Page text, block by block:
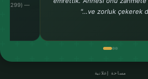
ve zorluk çekerek
— (Ahmed b. Hanbel, Müsned, 24, 299)
مساحة إعلانية